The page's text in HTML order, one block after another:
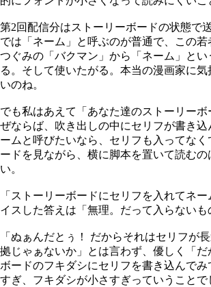
第2回配信分はストーリーボードの状態で
では「ネーム」と呼ぶのが普通で、この
つぐみの「バクマン」から「ネーム」とい
る。そして使いたがる。本当の漫画家に
いのね。
でも私はあえて「あなた達のストーリー
ぜならば、吹き出しの中にセリフが書き
ームと呼びたいなら、セリフも入ってな
ードを見ながら、横に脚本を置いて読むの
い。
「ストーリーボードにセリフを入れてネ
イスした答えは「無理。だって入らないも
「ぬぁんだとぅ！ だからそれはセリフが
拠じゃぁないか」とは言わず、優しく「
ボードのフキダシにセリフを書き込んで
すぎ、フキダシが小さすぎっていうことで